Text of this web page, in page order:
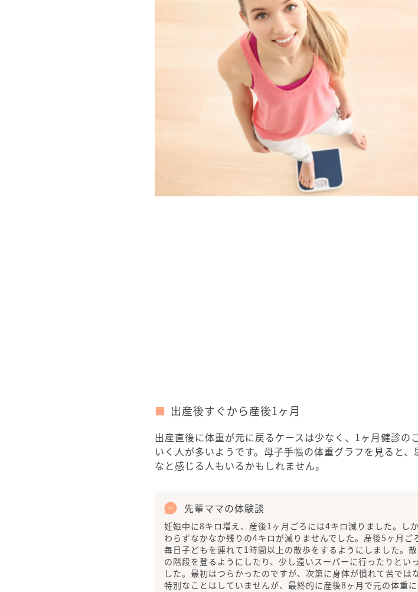
出産後すぐから産後1ヶ月
出産直後に体重が元に戻るケースは少なく、1ヶ月健診の
いく人が多いようです。母子手帳の体重グラフを見ると
なと感じる人もいるかもしれません。
先輩ママの体験談
妊娠中に8キロ増え、産後1ヶ月ごろには4キロ減りました。し
わらずなかなか残りの4キロが減りませんでした。産後5ヶ月ご
毎日子どもを連れて1時間以上の散歩をするようにしました。
の階段を登るようにしたり、少し遠いスーパーに行ったりとい
した。最初はつらかったのですが、次第に身体が慣れて苦では
特別なことはしていませんが、最終的に産後8ヶ月で元の体重に